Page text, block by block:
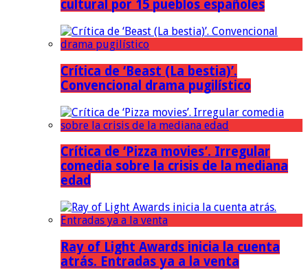
cultural por 15 pueblos españoles
Crítica de ‘Beast (La bestia)’.
Convencional drama pugilístico
Crítica de ‘Pizza movies’. Irregular
comedia sobre la crisis de la mediana
edad
Ray of Light Awards inicia la cuenta
atrás. Entradas ya a la venta